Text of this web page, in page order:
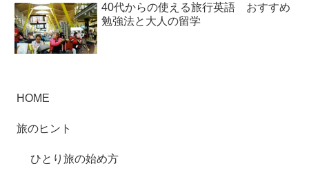
40代からの使える旅行英語 おすすめ
勉強法と大人の留学
HOME
旅のヒント
ひとり旅の始め方